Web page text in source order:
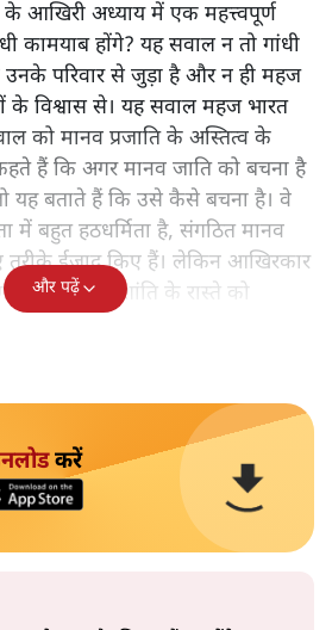
के आखिरी अध्याय में एक महत्त्वपूर्ण
कामयाब होंगे? यह सवाल न तो गांधी
उनके परिवार से जुड़ा है और न ही महज
के विश्वास से। यह सवाल महज भारत
को मानव प्रजाति के अस्तित्व के
हैं कि अगर मानव जाति को बचना है
यह बताते हैं कि उसे कैसे बचना है। वे
में बहुत हठधर्मिता है, संगठित मानव
तरीके ईजाद किए हैं। लेकिन आखिरकार
गए अहिंसा और शांति के रास्ते को
और पढ़ें
करें